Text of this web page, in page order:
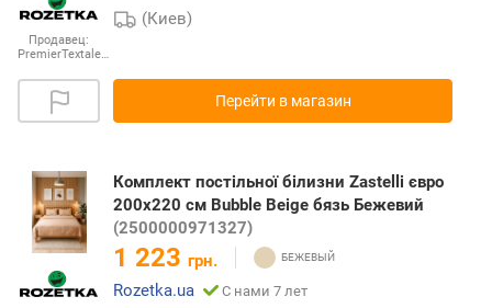
Продавец:
PremierTextale…
(Киев)
Перейти в магазин
Комплект постільної білизни Zastelli євро
200х220 см Bubble Beige бязь Бежевий
(2500000971327)
1 223 грн.
Rozetka.ua
С нами 7 лет